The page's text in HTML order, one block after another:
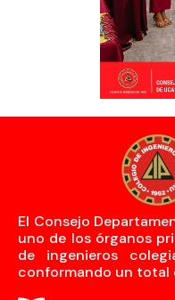
El Consejo
uno de los órganos
de ingenieros
conformando un total